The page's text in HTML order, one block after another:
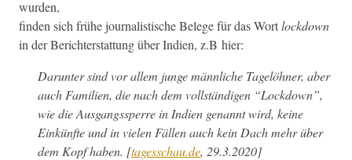
wurden,
find­en sich frühe jour­nal­is­tis­che Belege für das Wortlock­down
in der Berichter­stat­tung über Indi­en, z.B hier:
Darunter sind vor allem junge männliche Tagelöh­n­er, aber
auch Fam­i­lien, die nach dem voll­ständi­gen “Lock­down”,
wie die Aus­gangssperre in Indi­en genan­nt wird, keine
Einkün­fte und in vie­len Fällen auch kein Dach mehr über
dem Kopf haben. [tagesschau.de, 29.3.2020]